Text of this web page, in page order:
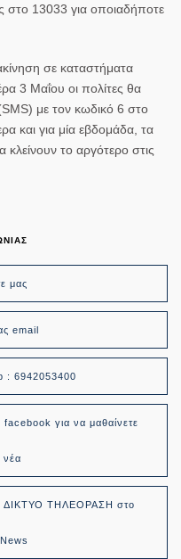
13033 για οποιαδήποτε
σε καταστήματα
3 Μαΐου οι πολίτες θα
με τον κωδικό 6 στο
και για μία εβδομάδα, τα
το αργότερο στις
μας
email
: 6942053400
για να μαθαίνετε
νέα
ΔΙΚΤΥΟ ΤΗΛΕΟΡΑΣΗ στο